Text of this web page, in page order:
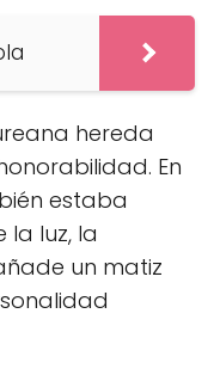
hereda
En
estaba
la luz, la
un matiz